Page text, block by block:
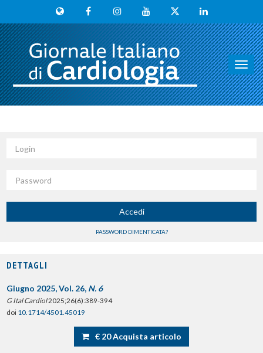
Accedi
PASSWORD DIMENTICATA?
DETTAGLI
Giugno 2025, Vol. 26, N. 6
G Ital Cardiol2025;26(6):389-394
doi 10.1714/4501.45019
€ 20 Acquista articolo